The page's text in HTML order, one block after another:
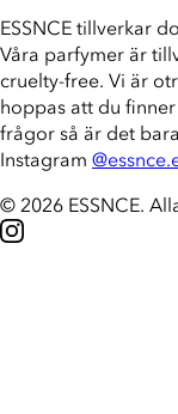
ESSNCE tillverkar
Våra parfymer är
cruelty-free. Vi är
hoppas att du
frågor så är det
Instagram
© 2026 ESSNCE.